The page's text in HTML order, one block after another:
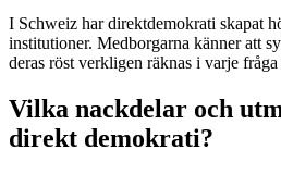
I Schweiz har direktdemokrati skapat
institutioner. Medborgarna känner att
deras röst verkligen räknas i varje fråga
Vilka nackdelar och
direkt demokrati?